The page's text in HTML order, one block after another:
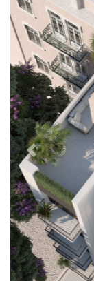
Previous
Com um valor
a 100 milhões
destacam pela
de interiores
criar uma